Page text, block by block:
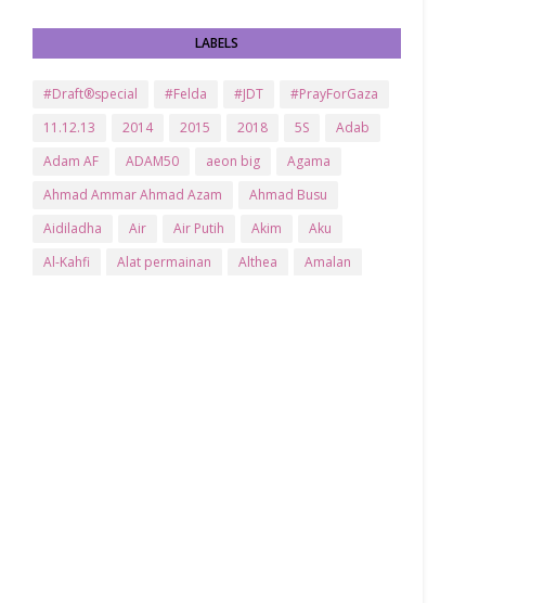
LABELS
#Draft®special #Felda #JDT
#PrayForGaza
11.12.13
2014 2015 2018 5S
Adab
Adam AF
ADAM50 aeon big
Agama
Ahmad Ammar Ahmad Azam
Ahmad Busu
Aidiladha
Air Air Putih Akim
Aku
Al-Kahfi
Alat permainan Althea
Amalan